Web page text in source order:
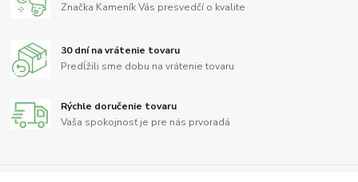
Značka Kameník Vás presvedčí o kvalite
30 dní na vrátenie tovaru
Predĺžili sme dobu na vrátenie tovaru
Rýchle doručenie tovaru
Vaša spokojnosť je pre nás prvoradá